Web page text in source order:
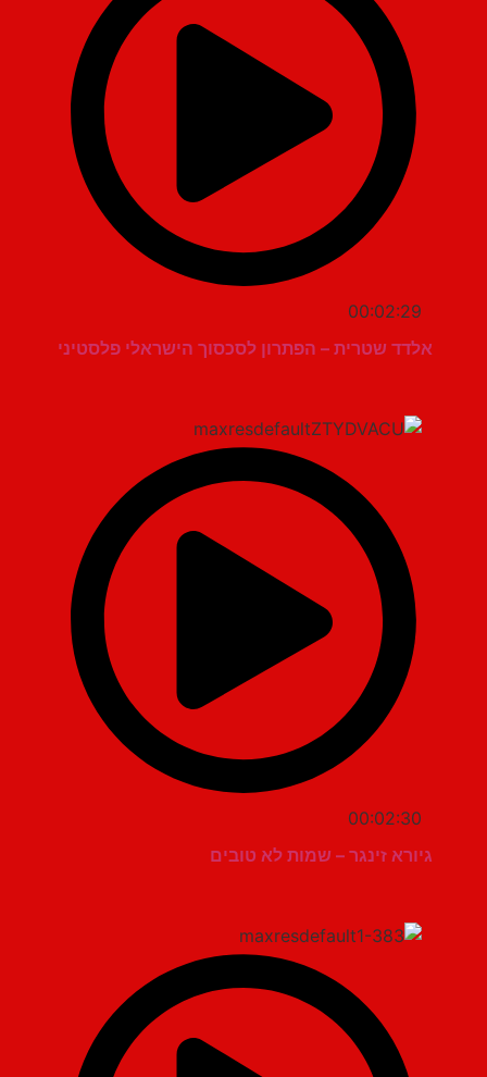
00:02:29
אלדד שטרית – הפתרון לסכסוך הישראלי פלסטיני
00:02:30
גיורא זינגר – שמות לא טובים